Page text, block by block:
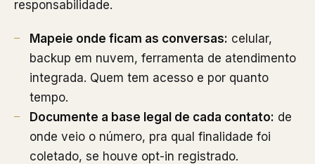
responsabilidade.
Mapeie onde ficam as conversas: celular,
backup em nuvem, ferramenta de atendimento
integrada. Quem tem acesso e por quanto
tempo.
Documente a base legal de cada contato: de
onde veio o número, pra qual finalidade foi
coletado, se houve opt-in registrado.